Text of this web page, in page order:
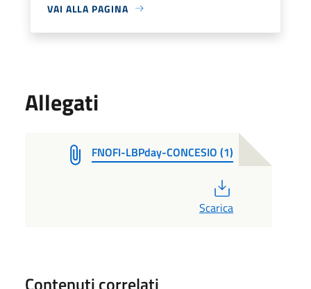
VAI ALLA PAGINA
Allegati
FNOFI-LBPday-CONCESIO (1)
Scarica
Contenuti correlati